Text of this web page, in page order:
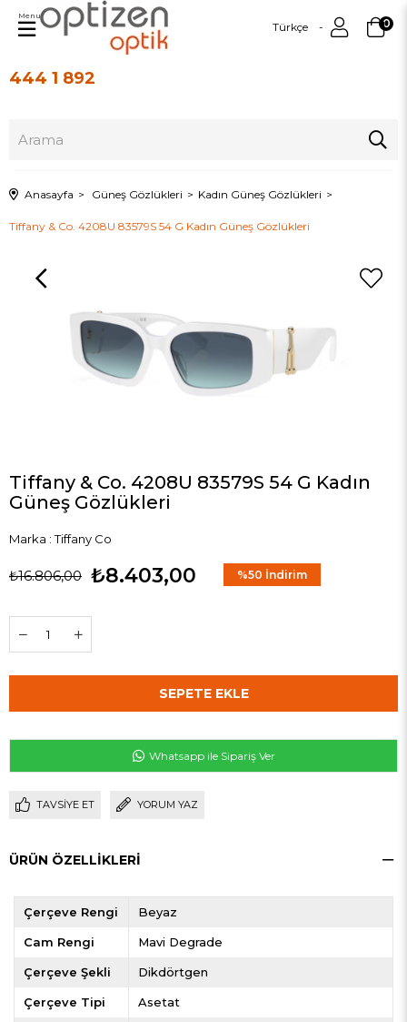
444 1 892
Türkçe 0
Menu
Anasayfa Güneş Gözlükleri Kadın Güneş Gözlükleri
Tiffany & Co. 4208U 83579S 54 G Kadın Güneş Gözlükleri
Tiffany & Co. 4208U 83579S 54 G Kadın
Güneş Gözlükleri
Marka : Tiffany Co
₺16.806,00 ₺8.403,00 %50 İndirim
Whatsapp ile Sipariş Ver
TAVSIYE ET YORUM YAZ
ÜRÜN ÖZELLIKLERI
Çerçeve Rengi Beyaz
Cam Rengi Mavi Degrade
Çerçeve Şekli Dikdörtgen
Çerçeve Tipi Asetat